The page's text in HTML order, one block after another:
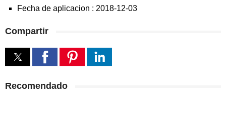
Fecha de aplicacion : 2018-12-03
Compartir
Recomendado